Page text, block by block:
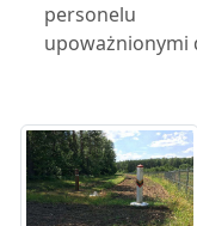
personelu
upoważnionymi